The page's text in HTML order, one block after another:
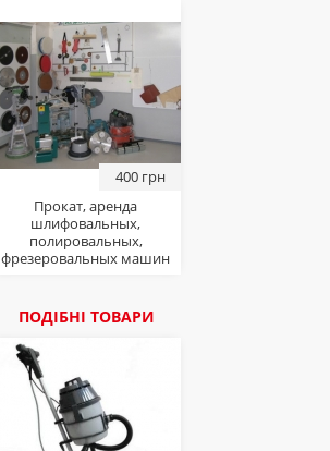
400 грн
Прокат, аренда
шлифовальных,
полировальных,
фрезеровальных машин
ПОДІБНІ ТОВАРИ